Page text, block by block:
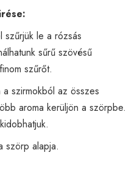
le a rózsás
sűrű szövésű
szűrőt.
szirmokból az összes
aroma kerüljön a szörpbe.
szörp alapja.